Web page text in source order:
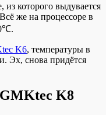
из которого выдувается
же на процессоре в
K6, температуры в
Эх, снова придётся
K8